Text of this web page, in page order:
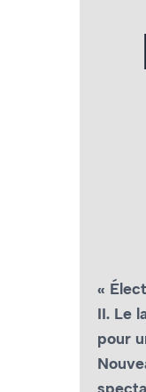
«
II. Le
pour